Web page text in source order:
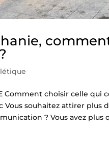
Comment choisir celle
Vous souhaitez attirer
? Vous avez plus